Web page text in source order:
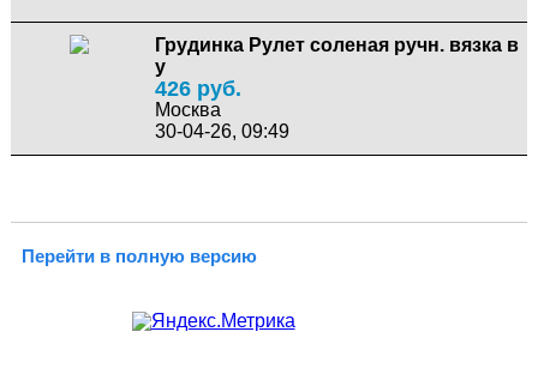
Грудинка Рулет соленая ручн. вязка в
у
426 руб.
Москва
30-04-26, 09:49
Перейти в полную версию